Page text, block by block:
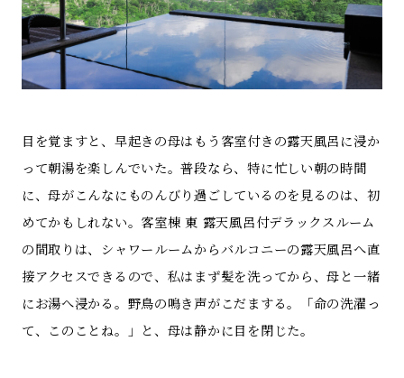
目を覚ますと、早起きの母はもう客室付きの露天風呂に浸か
って朝湯を楽しんでいた。普段なら、特に忙しい朝の時間
に、母がこんなにものんびり過ごしているのを見るのは、初
めてかもしれない。客室棟 東 露天風呂付デラックスルーム
の間取りは、シャワールームからバルコニーの露天風呂へ直
接アクセスできるので、私はまず髪を洗ってから、母と一緒
にお湯へ浸かる。野鳥の鳴き声がこだまする。「命の洗濯っ
て、このことね。」と、母は静かに目を閉じた。